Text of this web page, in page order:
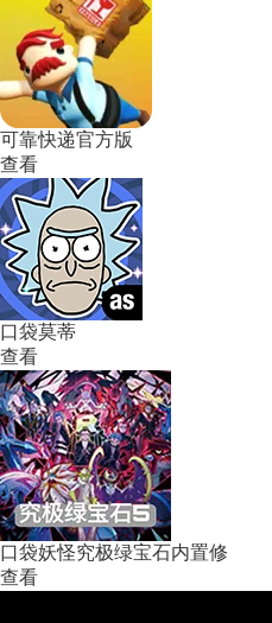
可靠快递官方版
查看
口袋莫蒂
查看
口袋妖怪究极绿宝石内置修
查看